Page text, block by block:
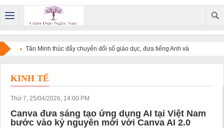
Tân Minh thúc đẩy chuyển đổi số giáo dục, đưa tiếng Anh và
công nghệ đến gần hơn với học sinh
KINH TẾ
Thứ 7, 25/04/2026, 14:00 PM
Canva đưa sáng tạo ứng dụng AI tại Việt Nam
bước vào kỷ nguyên mới với Canva AI 2.0